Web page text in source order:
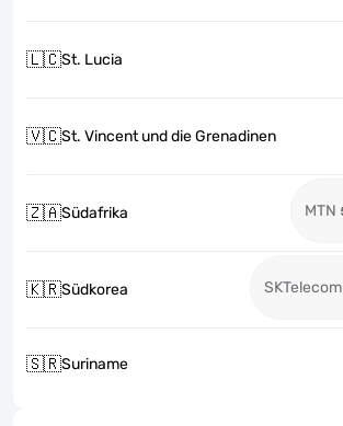
🇱🇨St. Lucia
🇻🇨St. Vincent und die Grenadinen
🇿🇦Südafrika MTN
🇰🇷Südkorea SKTelecom
🇸🇷Suriname